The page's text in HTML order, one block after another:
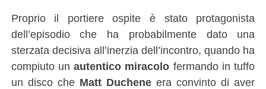
Proprio il portiere ospite è stato protagonista
dell’episodio che ha probabilmente dato una
sterzata decisiva all’inerzia dell’incontro, quando ha
compiuto unautentico miracolo fermando in tuffo
un disco che Matt Duchene era convinto di aver